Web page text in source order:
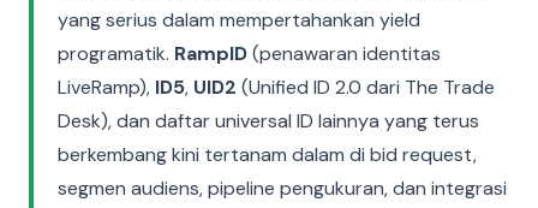
yang serius dalam mempertahankan yield
programatik. RampID(penawaran identitas
LiveRamp), ID5, UID2 (Unified ID 2.0 dari The Trade
Desk), dan daftar universal ID lainnya yang terus
berkembang kini tertanam dalam di bid request,
segmen audiens, pipeline pengukuran, dan integrasi